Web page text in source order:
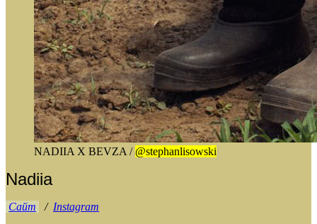
NADIIA X BEVZA / @stephanlisowski
Nadiia
Сайт / Instagram